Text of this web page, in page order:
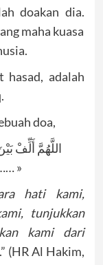
doakan dia.
maha kuasa
hasad, adalah
doa,
السَّلَامِ ، وَنَجِّنَا مِنْ الظُّلُمَاتِ
hati kami,
tunjukkan
kami dari
(HR Al Hakim,